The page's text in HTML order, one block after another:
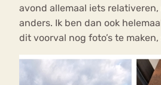
avond allemaal iets relativeren,
anders. Ik ben dan ook
dit voorval nog foto’s te maken,